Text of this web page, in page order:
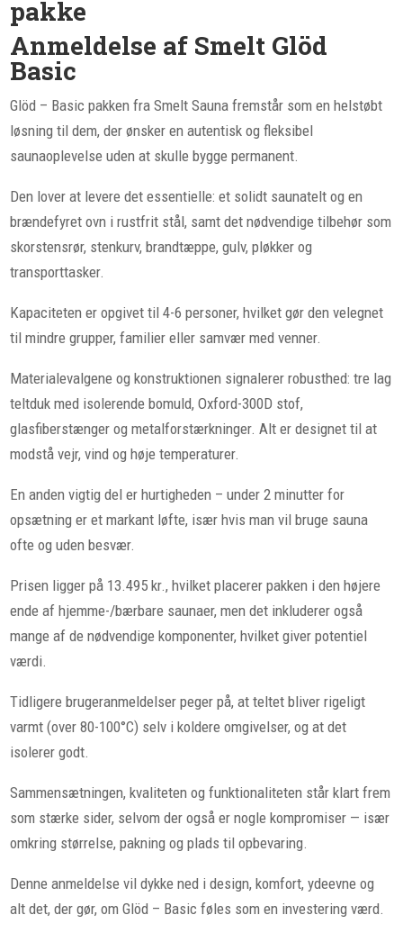
pakke
Anmeldelse af Smelt Glöd
Basic
Glöd – Basic pakken fra Smelt Sauna fremstår som en helstøbt
løsning til dem, der ønsker en autentisk og fleksibel
saunaoplevelse uden at skulle bygge permanent.
Den lover at levere det essentielle: et solidt saunatelt og en
brændefyret ovn i rustfrit stål, samt det nødvendige tilbehør som
skorstensrør, stenkurv, brandtæppe, gulv, pløkker og
transporttasker.
Kapaciteten er opgivet til 4-6 personer, hvilket gør den velegnet
til mindre grupper, familier eller samvær med venner.
Materialevalgene og konstruktionen signalerer robusthed: tre lag
teltduk med isolerende bomuld, Oxford-300D stof,
glasfiberstænger og metalforstærkninger. Alt er designet til at
modstå vejr, vind og høje temperaturer.
En anden vigtig del er hurtigheden – under 2 minutter for
opsætning er et markant løfte, især hvis man vil bruge sauna
ofte og uden besvær.
Prisen ligger på 13.495 kr., hvilket placerer pakken i den højere
ende af hjemme-/bærbare saunaer, men det inkluderer også
mange af de nødvendige komponenter, hvilket giver potentiel
værdi.
Tidligere brugeranmeldelser peger på, at teltet bliver rigeligt
varmt (over 80-100°C) selv i koldere omgivelser, og at det
isolerer godt.
Sammensætningen, kvaliteten og funktionaliteten står klart frem
som stærke sider, selvom der også er nogle kompromiser — især
omkring størrelse, pakning og plads til opbevaring.
Denne anmeldelse vil dykke ned i design, komfort, ydeevne og
alt det, der gør, om Glöd – Basic føles som en investering værd.